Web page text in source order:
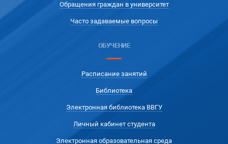
Обращения граждан в университет
Часто задаваемые вопросы
ОБУЧЕНИЕ
Расписание занятий
Библиотека
Электронная библиотека ВВГУ
Личный кабинет студента
Электронная образовательная среда